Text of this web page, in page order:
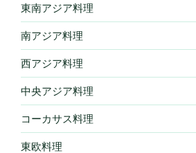
東南アジア料理
南アジア料理
西アジア料理
中央アジア料理
コーカサス料理
東欧料理